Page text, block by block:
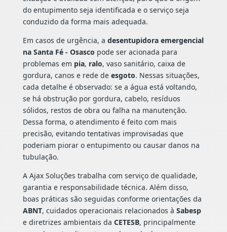
do entupimento seja identificada e o serviço seja
conduzido da forma mais adequada.
Em casos de urgência, a desentupidora emergencial
na Santa Fé - Osasco pode ser acionada para
problemas em pia, ralo, vaso sanitário, caixa de
gordura, canos e rede de esgoto. Nessas situações,
cada detalhe é observado: se a água está voltando,
se há obstrução por gordura, cabelo, resíduos
sólidos, restos de obra ou falha na manutenção.
Dessa forma, o atendimento é feito com mais
precisão, evitando tentativas improvisadas que
poderiam piorar o entupimento ou causar danos na
tubulação.
A Ajax Soluções trabalha com serviço de qualidade,
garantia e responsabilidade técnica. Além disso,
boas práticas são seguidas conforme orientações da
ABNT, cuidados operacionais relacionados à Sabesp
e diretrizes ambientais da CETESB, principalmente